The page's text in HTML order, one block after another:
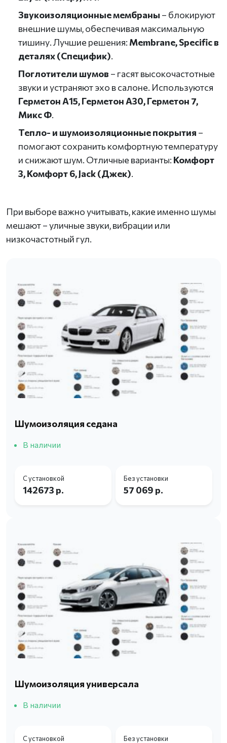
Звукоизоляционные мембраны – блокируют
внешние шумы, обеспечивая максимальную
тишину. Лучшие решения: Membrane, Specific в
деталях (Специфик).
Поглотители шумов – гасят высокочастотные
звуки и устраняют эхо в салоне. Используются
Герметон А15, Герметон А30, Герметон 7,
Микс Ф.
Тепло- и шумоизоляционные покрытия –
помогают сохранить комфортную температуру
и снижают шум. Отличные варианты: Комфорт
3, Комфорт 6, Jack (Джек).
При выборе важно учитывать, какие именно шумы
мешают – уличные звуки, вибрации или
низкочастотный гул.
Шумоизоляция седана
В наличии
С установкой
142673 р.
Без установки
57 069 р.
Шумоизоляция универсала
В наличии
С установкой Без установки